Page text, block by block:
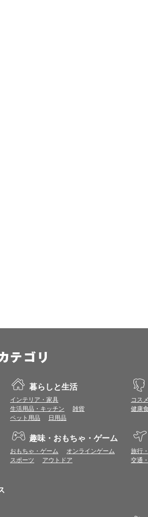
暮らしと生活
インテリア・家具
生活用品・キッチン
雑貨
ペット用品
日用品
コスメ
健康
趣味・おもちゃ・ゲーム
おもちゃ・ゲーム
オンラインゲーム
スポーツ
アウトドア
旅行
交通